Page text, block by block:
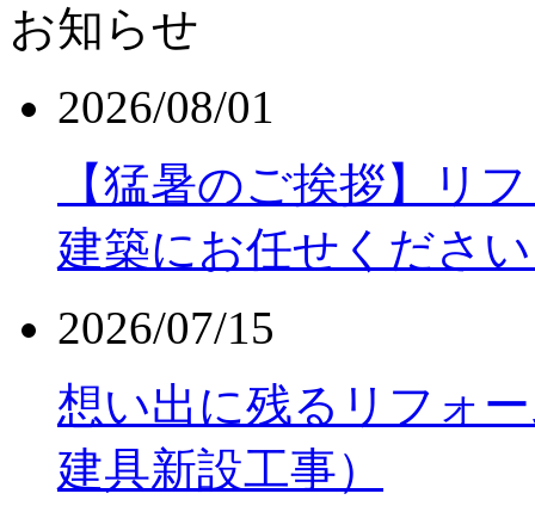
お知らせ
2026/08/01
【猛暑のご挨拶】リ
建築にお任せくださ
2026/07/15
想い出に残るリフォ
建具新設工事）